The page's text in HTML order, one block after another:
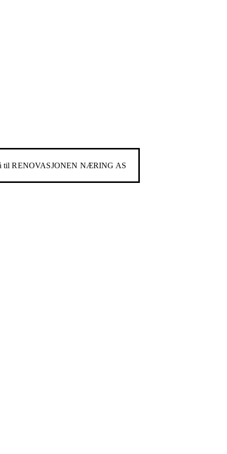
tilRENOVASJONEN NÆRING AS